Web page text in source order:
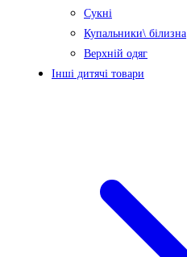
Сукні
Купальники\ білизна
Верхній одяг
Інші дитячі товари